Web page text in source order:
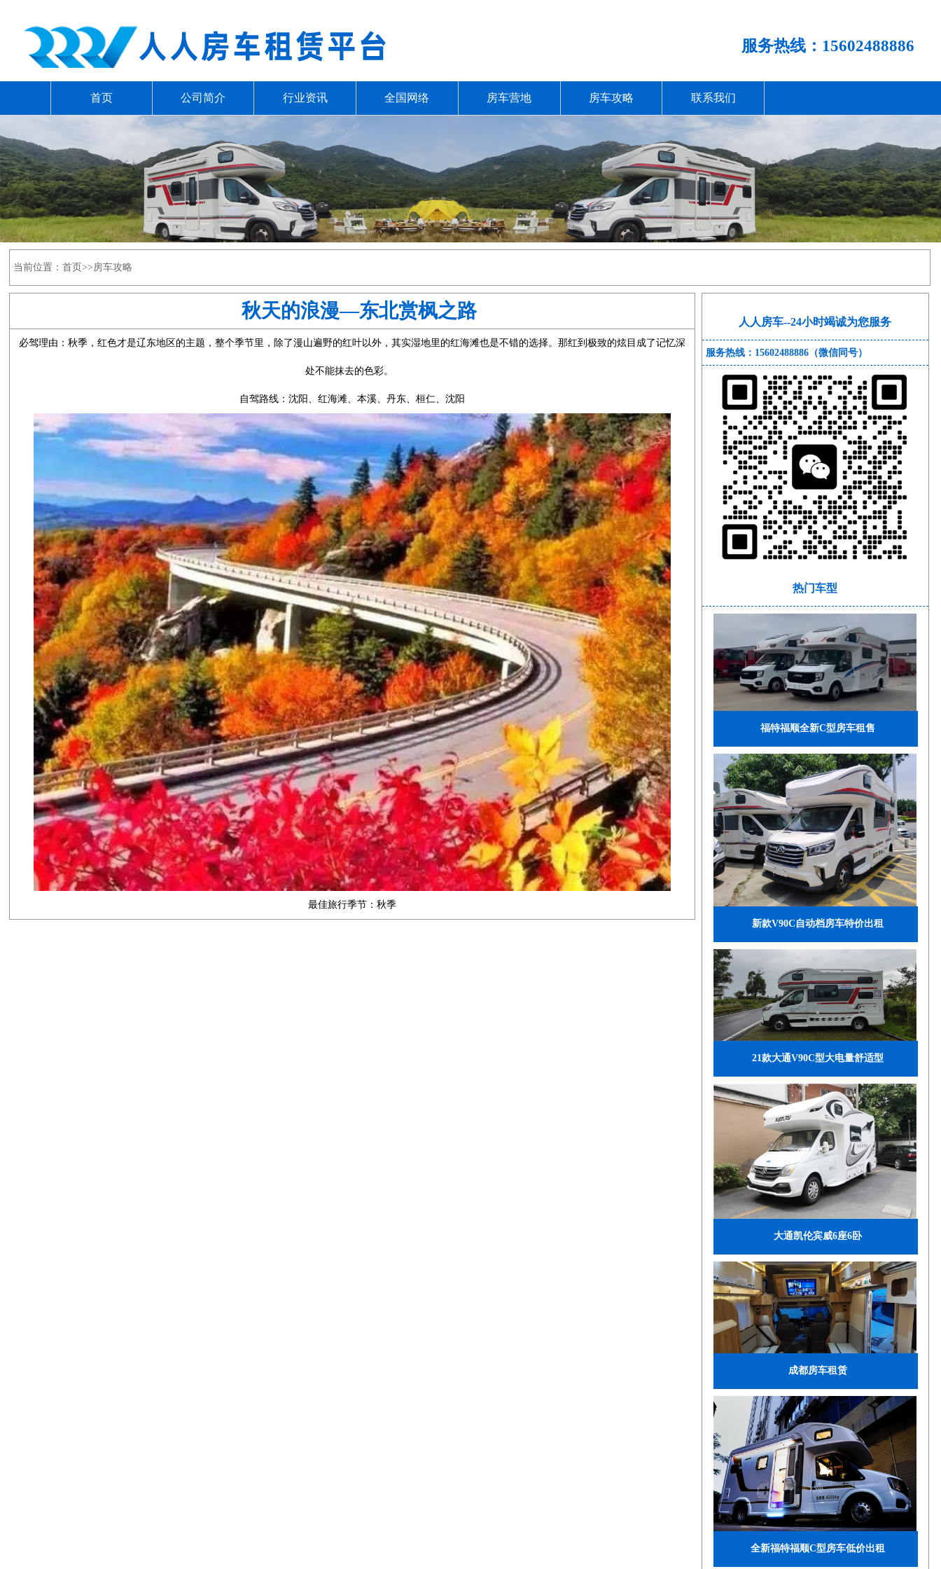
服务热线：15602488886
首页 公司简介 行业资讯 全国网络 房车营地 房车攻略 联系我们
当前位置：首页>> 房车攻略
秋天的浪漫—东北赏枫之路
必驾理由：秋季，红色才是辽东地区的主题，整个季节里，除了漫山遍野的红叶以外，其实湿地里的红海滩也是不错的选择。那红到极致的炫目成了记忆深
处不能抹去的色彩。
自驾路线：沈阳、红海滩、本溪、丹东、桓仁、沈阳
最佳旅行季节：秋季
人人房车--24小时竭诚为您服务
服务热线：15602488886（微信同号）
热门车型
福特福顺全新C型房车租售
新款V90C自动档房车特价出租
21款大通V90C型大电量舒适型
大通凯伦宾威6座6卧
成都房车租赁
全新福特福顺C型房车低价出租